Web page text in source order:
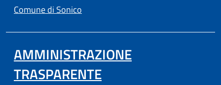
Comune di Sonico
AMMINISTRAZIONE
TRASPARENTE